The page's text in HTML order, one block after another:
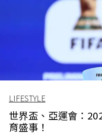
LIFESTYLE
世界盃、亞運會：
育盛事！